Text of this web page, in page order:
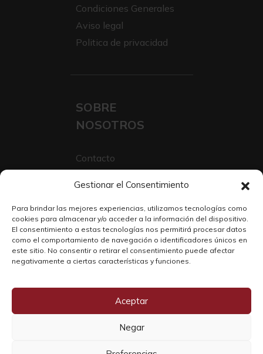
Gestionar el Consentimiento
Para brindar las mejores experiencias, utilizamos tecnologías como
cookies para almacenar y/o acceder a la información del dispositivo.
El consentimiento a estas tecnologías nos permitirá procesar datos
como el comportamiento de navegación o identificadores únicos en
este sitio. No consentir o retirar el consentimiento puede afectar
negativamente a ciertas características y funciones.
Aceptar
Negar
Condiciones Generales
Aviso legal
Politica de privacidad
SOBRE
NOSOTROS
Contacto